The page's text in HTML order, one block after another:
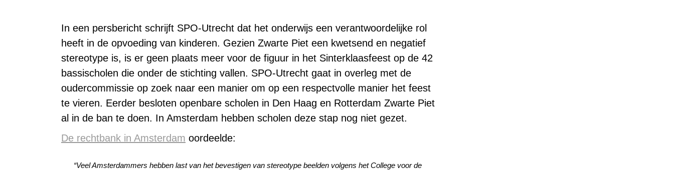
In een persbericht schrijft SPO-Utrecht dat het onderwijs een verantwoordelijke rol
heeft in de opvoeding van kinderen. Gezien Zwarte Piet een kwetsend en negatief
stereotype is, is er geen plaats meer voor de figuur in het Sinterklaasfeest op de 42
bassischolen die onder de stichting vallen. SPO-Utrecht gaat in overleg met de
oudercommissie op zoek naar een manier om op een respectvolle manier het feest
te vieren. Eerder besloten openbare scholen in Den Haag en Rotterdam Zwarte Piet
al in de ban te doen. In Amsterdam hebben scholen deze stap nog niet gezet.
De rechtbank in Amsterdam oordeelde:
“Veel Amsterdammers hebben last van het bevestigen van stereotype beelden volgens het College voor de